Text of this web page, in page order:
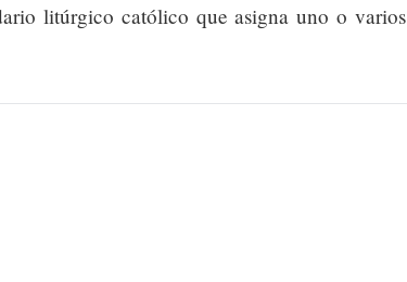
litúrgico católico que asigna uno o varios